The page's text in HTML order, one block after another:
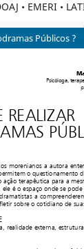
• EMERI •
Públicos ?